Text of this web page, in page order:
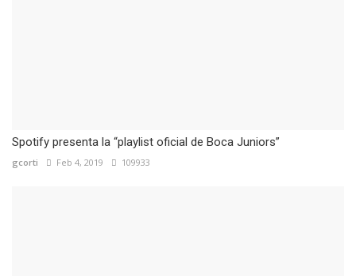
Spotify presenta la “playlist oficial de Boca Juniors”
gcorti Feb 4, 2019 109933